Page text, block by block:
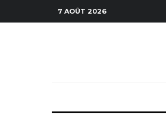
7 AOÛT 2026